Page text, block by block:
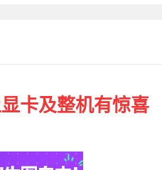
卡及整机有惊喜